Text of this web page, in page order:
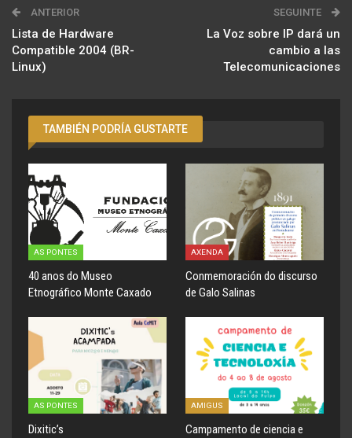
ANTERIOR
Lista de Hardware
Compatible 2004 (BR-
Linux)
SEGUINTE
La Voz sobre IP dará un
cambio a las
Telecomunicaciones
TAMBIÉN PODRÍA GUSTARTE
AS PONTES
40 anos do Museo
Etnográfico Monte Caxado
AXENDA
Conmemoración do discurso
de Galo Salinas
AS PONTES
Dixitic’s
AMIGUS
Campamento de ciencia e